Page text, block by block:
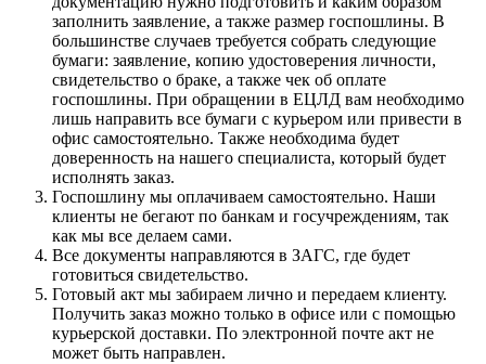
заполнить заявление, а также размер госпошлины. В
большинстве случаев требуется собрать следующие
бумаги: заявление, копию удостоверения личности,
свидетельство о браке, а также чек об оплате
госпошлины. При обращении в ЕЦЛД вам необходимо
лишь направить все бумаги с курьером или привести в
офис самостоятельно. Также необходима будет
доверенность на нашего специалиста, который будет
исполнять заказ.
Госпошлину мы оплачиваем самостоятельно. Наши
клиенты не бегают по банкам и госучреждениям, так
как мы все делаем сами.
Все документы направляются в ЗАГС, где будет
готовиться свидетельство.
Готовый акт мы забираем лично и передаем клиенту.
Получить заказ можно только в офисе или с помощью
курьерской доставки. По электронной почте акт не
может быть направлен.